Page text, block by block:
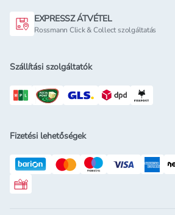
EXPRESSZ ÁTVÉTEL
Rossmann Click & Collect szolgáltatás
Szállítási szolgáltatók
Fizetési lehetőségek
Rossmann ajándékkártya